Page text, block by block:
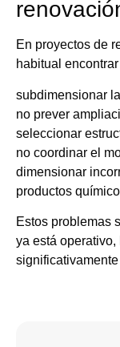
En proyectos de
habitual
subdimensionar
no prever
seleccionar
no coordinar el
dimensionar
productos
Estos problemas
ya está